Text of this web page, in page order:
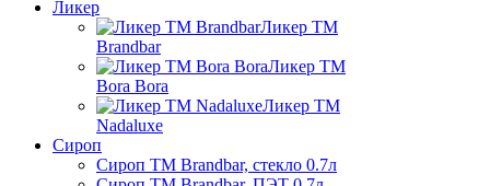
Ликер
Ликер ТМ
Brandbar
Ликер ТМ
Bora Bora
Ликер ТМ
Nadaluxe
Сироп
Сироп TM Brandbar, стекло 0.7л